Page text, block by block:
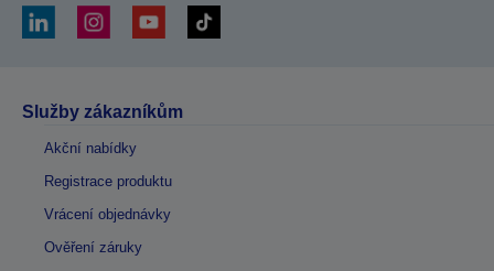
Služby zákazníkům
Akční nabídky
Registrace produktu
Vrácení objednávky
Ověření záruky